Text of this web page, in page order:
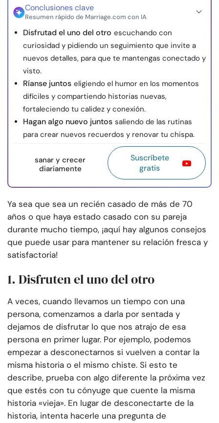
Sobre nosotros Contáctanos
nosotros
© Copyright 2026. Todos los derechos reservados.
Conclusiones clave
Resumen rápido de Marriage.com con IA
Disfrutad el uno del otro escuchando con
curiosidad y pidiendo un seguimiento que invite a
nuevos detalles, para que te mantengas conectado y
visto.
Ríanse juntos eligiendo el humor en los momentos
difíciles y compartiendo historias nuevas,
fortaleciendo tu calidez y conexión.
Hagan algo nuevo juntos saliendo de las rutinas
para crear nuevos recuerdos y renovar tu chispa.
sanar y crecer
diariamente
Suscríbete
gratis
Ya sea que sea un recién casado de más de 70
años o que haya estado casado con su pareja
durante mucho tiempo, ¡aquí hay algunos consejos
que puede usar para mantener su relación fresca y
satisfactoria!
1. Disfruten el uno del otro
A veces, cuando llevamos un tiempo con una
persona, comenzamos a darla por sentada y
dejamos de disfrutar lo que nos atrajo de esa
persona en primer lugar. Por ejemplo, podemos
empezar a desconectarnos si vuelven a contar la
misma historia o el mismo chiste. Si esto te
describe, prueba con algo diferente la próxima vez
que estés con tu cónyuge que cuente la misma
historia «vieja». En lugar de desconectarte de la
historia, intenta hacerle una pregunta de